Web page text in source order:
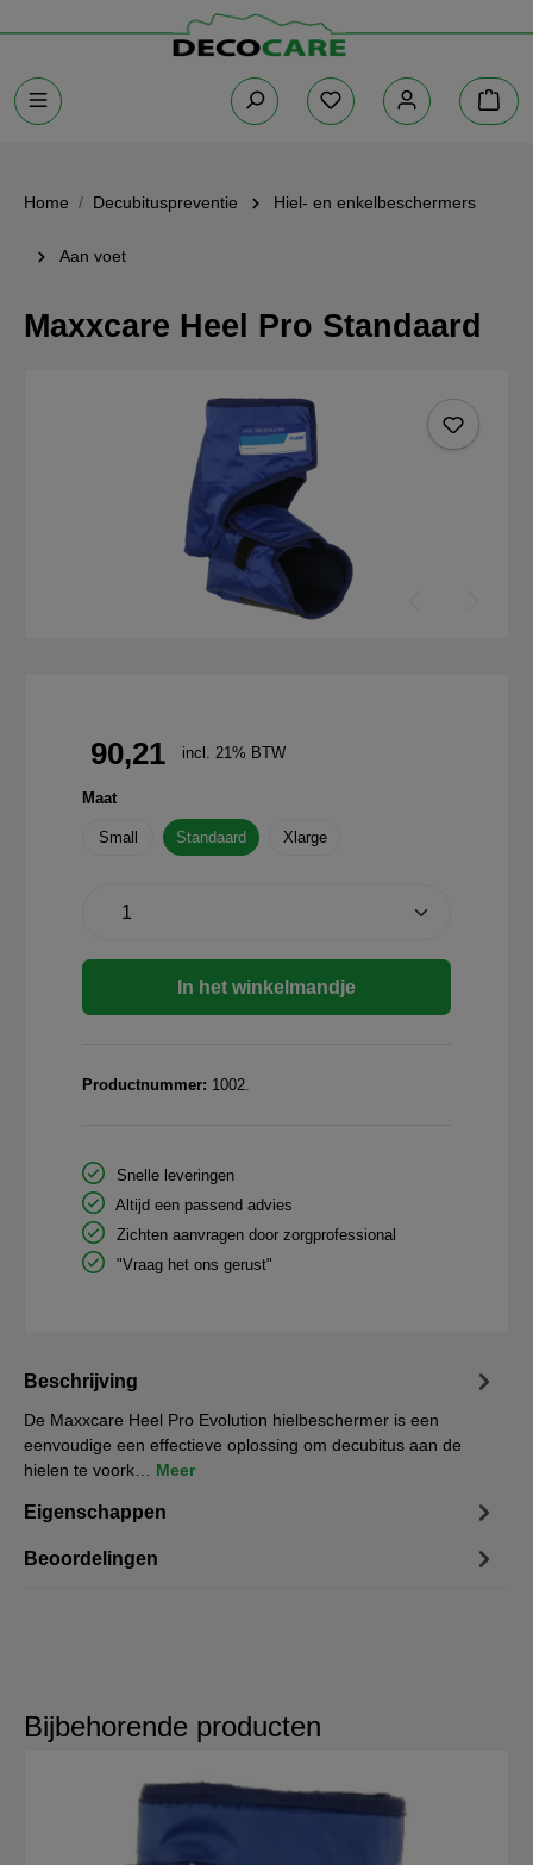
Home Decubituspreventie Hiel- en enkelbeschermers
Aan voet
Maxxcare Heel Pro Standaard
90,21 incl. 21% BTW
Maat
Small Standaard Xlarge
In het winkelmandje
Productnummer: 1002.
Snelle leveringen
Altijd een passend advies
Zichten aanvragen door zorgprofessional
"Vraag het ons gerust"
Beschrijving
De Maxxcare Heel Pro Evolution hielbeschermer is een
eenvoudige een effectieve oplossing om decubitus aan de
hielen te voork… Meer
Eigenschappen
Beoordelingen
Bijbehorende producten